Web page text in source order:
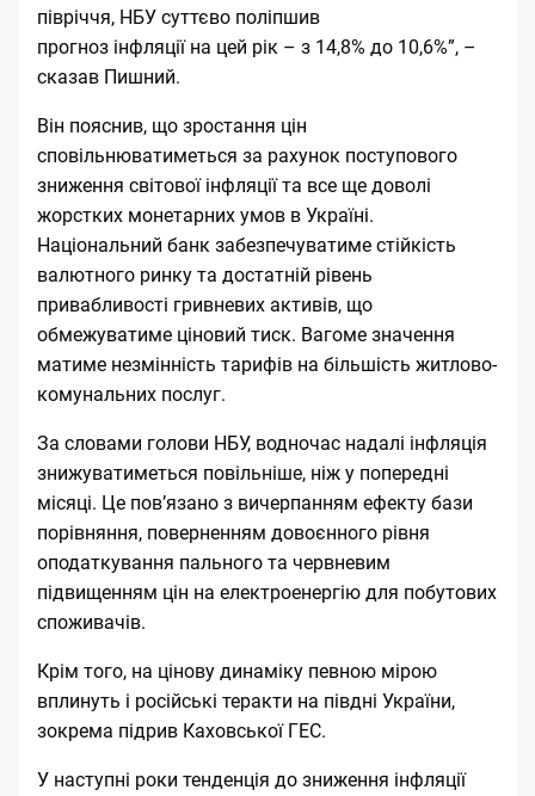
півріччя, НБУ суттєво поліпшив
прогноз інфляції на цей рік – з 14,8% до 10,6%”, –
сказав Пишний.
Він пояснив, що зростання цін
сповільнюватиметься за рахунок поступового
зниження світової інфляції та все ще доволі
жорстких монетарних умов в Україні.
Національний банк забезпечуватиме стійкість
валютного ринку та достатній рівень
привабливості гривневих активів, що
обмежуватиме ціновий тиск. Вагоме значення
матиме незмінність тарифів на більшість житлово-
комунальних послуг.
За словами голови НБУ, водночас надалі інфляція
знижуватиметься повільніше, ніж у попередні
місяці. Це пов’язано з вичерпанням ефекту бази
порівняння, поверненням довоєнного рівня
оподаткування пального та червневим
підвищенням цін на електроенергію для побутових
споживачів.
Крім того, на цінову динаміку певною мірою
вплинуть і російські теракти на півдні України,
зокрема підрив Каховської ГЕС.
У наступні роки тенденція до зниження інфляції